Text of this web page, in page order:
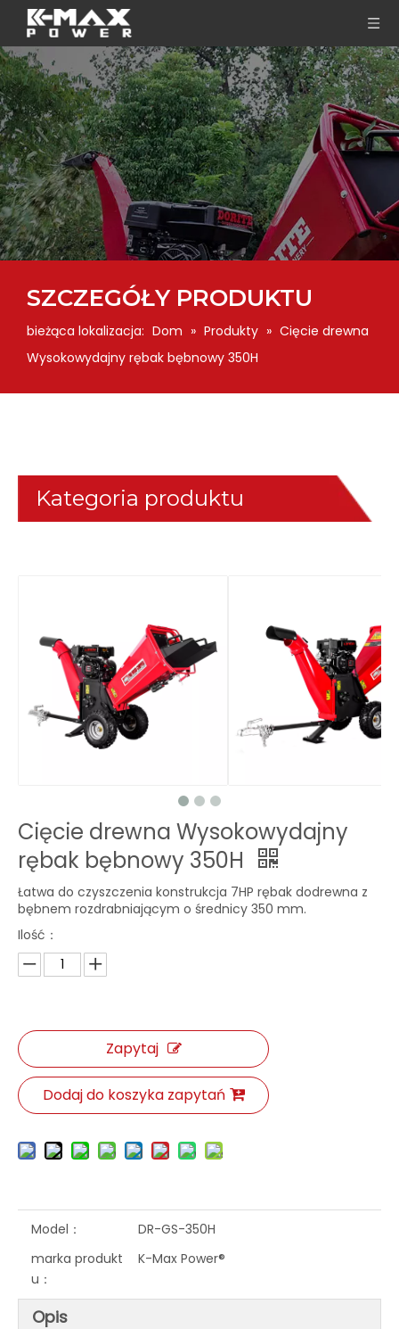
SZCZEGÓŁY PRODUKTU
bieżąca lokalizacja: Dom » Produkty » Cięcie drewna
Wysokowydajny rębak bębnowy 350H
Kategoria produktu
Cięcie drewna Wysokowydajny
rębak bębnowy 350H
Łatwa do czyszczenia konstrukcja 7HP rębak dodrewna z
bębnem rozdrabniającym o średnicy 350 mm.
Ilość：
Zapytaj
Dodaj do koszyka zapytań
Model：
DR-GS-350H
marka produkt
u：
K-Max Power®
Opis